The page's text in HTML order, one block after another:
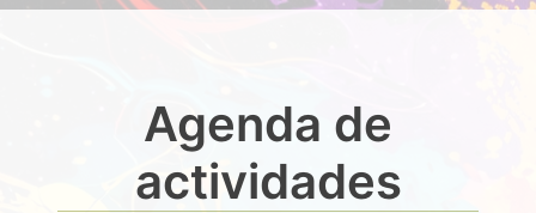
Agenda de
actividades